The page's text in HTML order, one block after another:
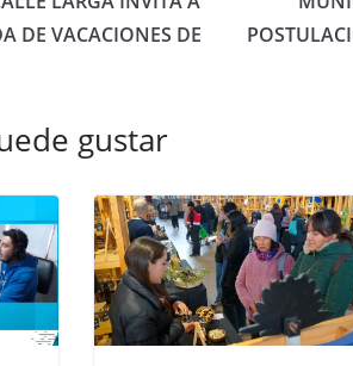
DE VACACIONES DE
gustar